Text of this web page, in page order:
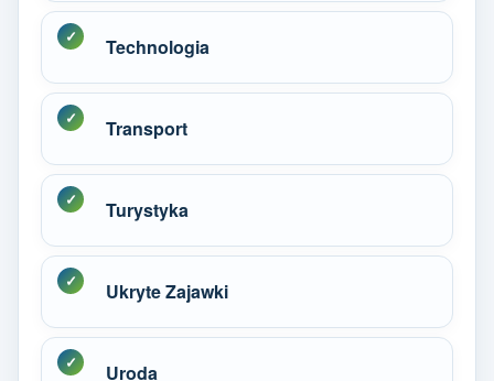
Technologia
Transport
Turystyka
Ukryte Zajawki
Uroda